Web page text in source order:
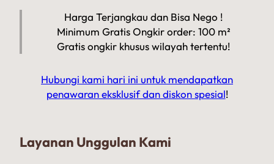
Harga Terjangkau dan Bisa Nego !
Minimum Gratis Ongkir order: 100 m²
Gratis ongkir khusus wilayah tertentu!
Hubungi kami hari ini untuk mendapatkan
penawaran eksklusif dan diskon spesial!
Layanan Unggulan Kami